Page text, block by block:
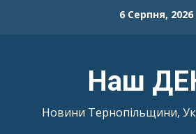
6 Серпня, 2026
Наш
Новини Тернопільщини,